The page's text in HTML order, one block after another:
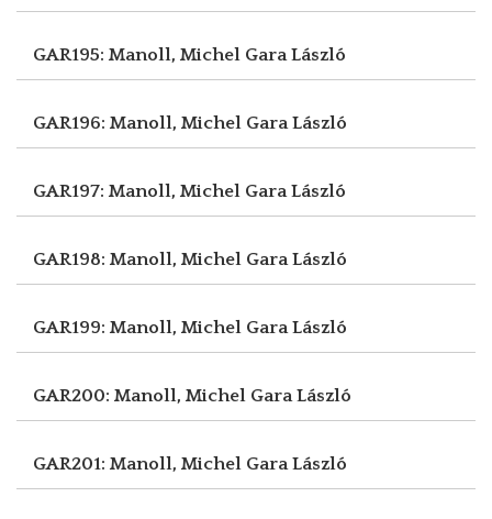
GAR195: Manoll, Michel Gara László
GAR196: Manoll, Michel Gara László
GAR197: Manoll, Michel Gara László
GAR198: Manoll, Michel Gara László
GAR199: Manoll, Michel Gara László
GAR200: Manoll, Michel Gara László
GAR201: Manoll, Michel Gara László